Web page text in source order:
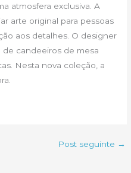
atmosfera exclusiva. A
arte original para pessoas
aos detalhes. O designer
candeeiros de mesa
Nesta nova coleção, a
Post seguinte →